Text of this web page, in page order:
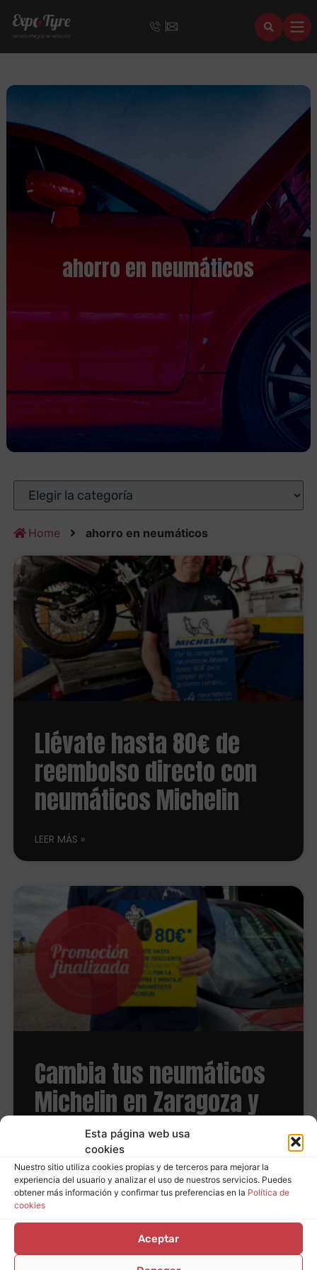
Esta página web usa
cookies
Nuestro sitio utiliza cookies propias y de terceros para mejorar la
experiencia del usuario y analizar el uso de nuestros servicios. Puedes
obtener más información y confirmar tus preferencias en la Política de
cookies
Aceptar
ahorro en neumáticos
Home ahorro en neumáticos
Llévate hasta 80€ de
reembolso directo con
neumáticos Michelin
LEER MÁS
Cambia tus neumáticos
Michelin en Zaragoza y
consigue hasta 80€ de
reembolso
LEER MÁS
Últimas noticias